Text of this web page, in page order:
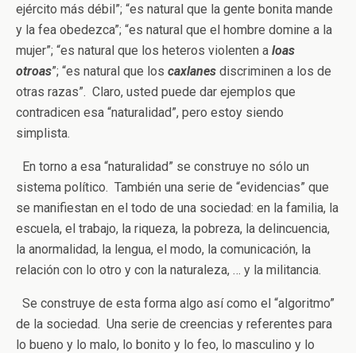
ejército más débil”; “es natural que la gente bonita mande
y la fea obedezca”; “es natural que el hombre domine a la
mujer”; “es natural que los heteros violenten a loas
otroas”; “es natural que los caxlanes discriminen a los de
otras razas”. Claro, usted puede dar ejemplos que
contradicen esa “naturalidad”, pero estoy siendo
simplista.
En torno a esa “naturalidad” se construye no sólo un
sistema político. También una serie de “evidencias” que
se manifiestan en el todo de una sociedad: en la familia, la
escuela, el trabajo, la riqueza, la pobreza, la delincuencia,
la anormalidad, la lengua, el modo, la comunicación, la
relación con lo otro y con la naturaleza, … y la militancia.
Se construye de esta forma algo así como el “algoritmo”
de la sociedad. Una serie de creencias y referentes para
lo bueno y lo malo, lo bonito y lo feo, lo masculino y lo